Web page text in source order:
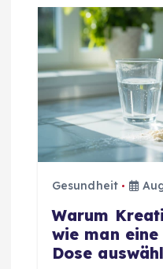
o
n
Gesundheit
Warum
wie man
Dose